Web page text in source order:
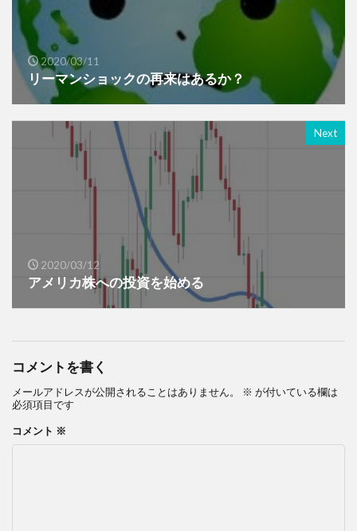
2020/03/11
リーマンショックの再来はあるか？
Next
2020/03/12
アメリカ株への投資を始める
コメントを書く
メールアドレスが公開されることはありません。 ※ が付いている欄は
必須項目です
コメント ※